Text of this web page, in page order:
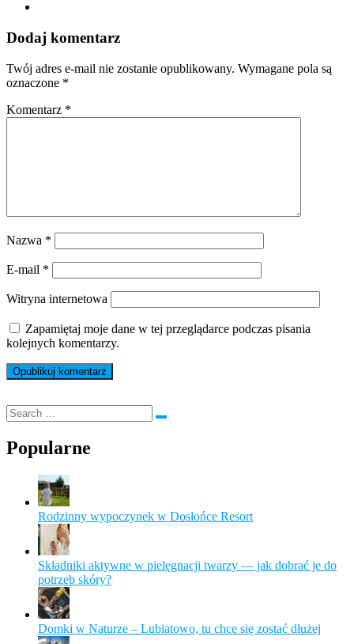
Dodaj komentarz
Twój adres e-mail nie zostanie opublikowany. Wymagane pola są
oznaczone *
Komentarz *
Nazwa *
E-mail *
Witryna internetowa
Zapamiętaj moje dane w tej przeglądarce podczas pisania
kolejnych komentarzy.
Popularne
Rodzinny wypoczynek w Dosłońce Resort
Składniki aktywne w pielęgnacji twarzy — jak dobrać je do
potrzeb skóry?
Domki w Naturze – Lubiatowo, tu chce się zostać dłużej